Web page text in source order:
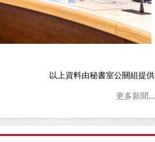
以上資料由秘書室公關組提供
更多新聞....